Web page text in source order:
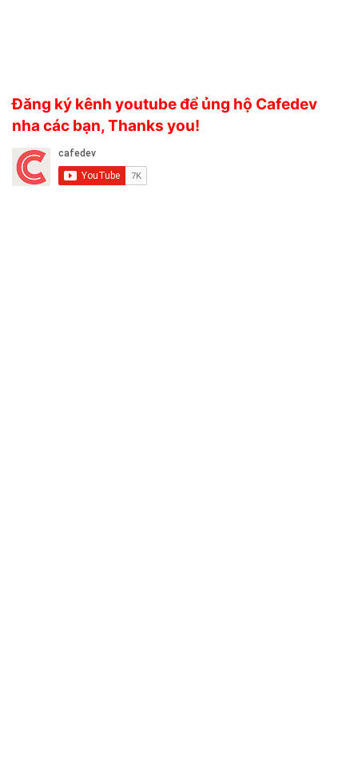
Đăng ký kênh youtube để ủng hộ Cafedev
nha các bạn, Thanks you!